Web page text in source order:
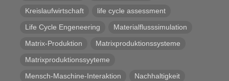
Kreislaufwirtschaft
life cycle assessment
Life Cycle Engeneering
Materialflusssimulation
Matrix-Produktion
Matrixproduktionssysteme
Matrixproduktionssyyteme
Mensch-Maschine-Interaktion
Nachhaltigkeit